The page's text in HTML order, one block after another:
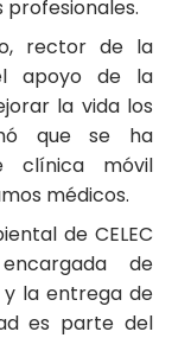
rector de la
apoyo de la
la vida los
que se ha
clínica móvil
médicos.
de CELEC
de
la entrega de
es parte del